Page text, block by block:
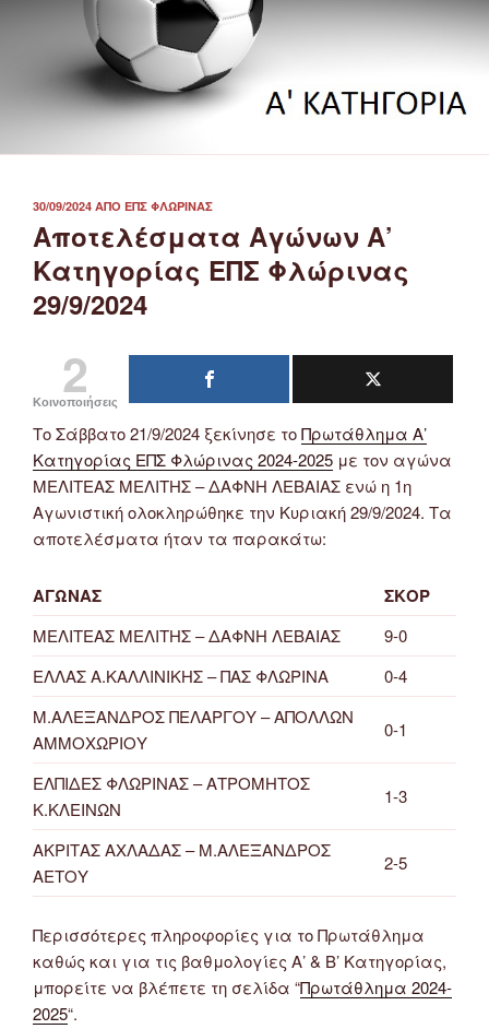
ΔΗΜΟΣΙΕΎΤΗΚΕ
ΣΤΙΣ
30/09/2024 ΑΠΌ ΕΠΣ ΦΛΏΡΙΝΑΣ
Αποτελέσματα Αγώνων Α’
Κατηγορίας ΕΠΣ Φλώρινας
29/9/2024
2
Κοινοποιήσεις
Το Σάββατο 21/9/2024 ξεκίνησε τοΠρωτάθλημα Α’
Κατηγορίας ΕΠΣ Φλώρινας 2024-2025 με τον αγώνα
ΜΕΛΙΤΕΑΣ ΜΕΛΙΤΗΣ – ΔΑΦΝΗ ΛΕΒΑΙΑΣ ενώ η 1η
Αγωνιστική ολοκληρώθηκε την Κυριακή 29/9/2024. Τα
αποτελέσματα ήταν τα παρακάτω:
ΑΓΩΝΑΣ ΣΚΟΡ
ΜΕΛΙΤΕΑΣ ΜΕΛΙΤΗΣ – ΔΑΦΝΗ ΛΕΒΑΙΑΣ
9-0
ΕΛΛΑΣ Α.ΚΑΛΛΙΝΙΚΗΣ – ΠΑΣ ΦΛΩΡΙΝΑ
0-4
Μ.ΑΛΕΞΑΝΔΡΟΣ ΠΕΛΑΡΓΟΥ – ΑΠΟΛΛΩΝ
ΑΜΜΟΧΩΡΙΟΥ
0-1
ΕΛΠΙΔΕΣ ΦΛΩΡΙΝΑΣ – ΑΤΡΟΜΗΤΟΣ
Κ.ΚΛΕΙΝΩΝ
1-3
ΑΚΡΙΤΑΣ ΑΧΛΑΔΑΣ – Μ.ΑΛΕΞΑΝΔΡΟΣ
ΑΕΤΟΥ
2-5
Περισσότερες πληροφορίες για το Πρωτάθλημα
καθώς και για τις βαθμολογίες Α’ & Β’ Κατηγορίας,
μπορείτε να βλέπετε τη σελίδα “Πρωτάθλημα 2024-
2025“.